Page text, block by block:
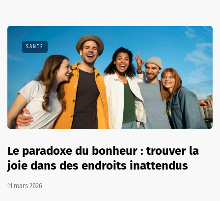
SANTÉ
Le paradoxe du bonheur : trouver la
joie dans des endroits inattendus
11 mars 2026